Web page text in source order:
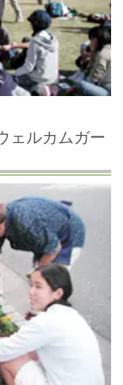
ェルカムガー